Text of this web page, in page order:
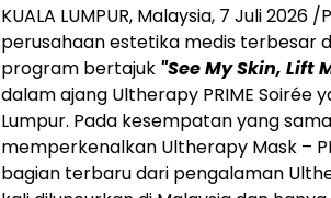
KUALA LUMPUR, Malaysia, 7 Juli
perusahaan estetika medis terbesar
program bertajuk "See My Skin, Lift
dalam ajang Ultherapy PRIME Soirée
Lumpur. Pada kesempatan yang
memperkenalkan Ultherapy Mask –
bagian terbaru dari pengalaman